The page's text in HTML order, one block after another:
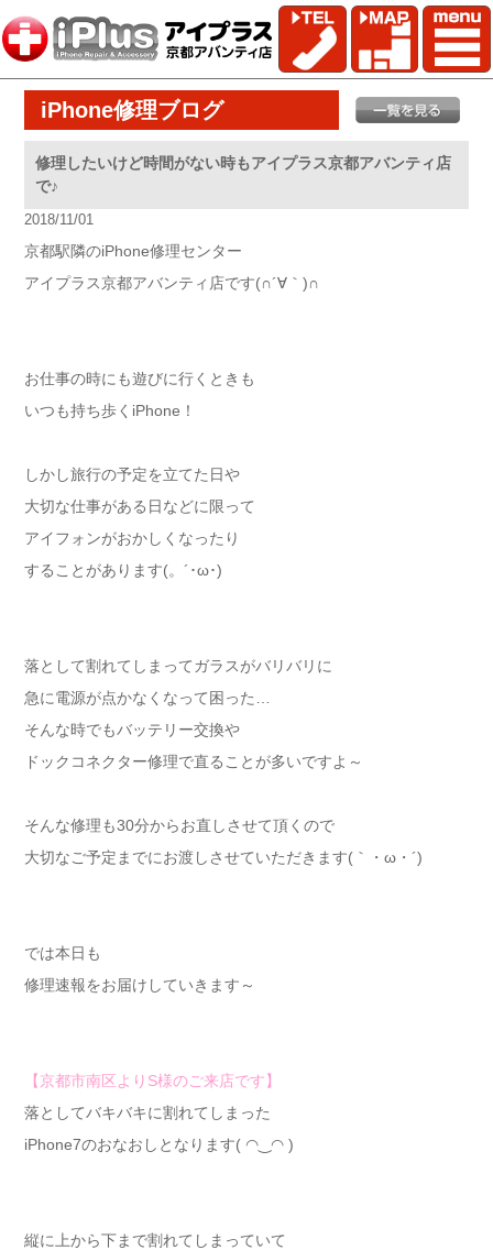
iPhone修理ブログ
修理したいけど時間がない時もアイプラス京都アバンティ店
で♪
2018/11/01
京都駅隣のiPhone修理センター
アイプラス京都アバンティ店です(∩´∀｀)∩
お仕事の時にも遊びに行くときも
いつも持ち歩くiPhone！
しかし旅行の予定を立てた日や
大切な仕事がある日などに限って
アイフォンがおかしくなったり
することがあります(。´･ω･)
落として割れてしまってガラスがバリバリに
急に電源が点かなくなって困った…
そんな時でもバッテリー交換や
ドックコネクター修理で直ることが多いですよ～
そんな修理も30分からお直しさせて頂くので
大切なご予定までにお渡しさせていただきます(｀・ω・´)ゞ
では本日も
修理速報をお届けしていきます～
【京都市南区よりS様のご来店です】
落としてバキバキに割れてしまった
iPhone7のおなおしとなります( ◠‿◠ )
縦に上から下まで割れてしまっていて